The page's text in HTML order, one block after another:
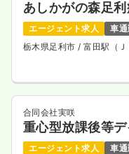
あしかがの森足
エージェント求人 車
栃木県足利市/ 富田駅（
合同会社実咲
重心型放課後等
エージェント求人
車